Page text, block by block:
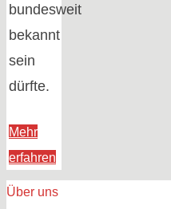
bundesweit
bekannt
sein
dürfte.
Mehr
erfahren"Harald
Lesch:
Shitstorm
Über uns